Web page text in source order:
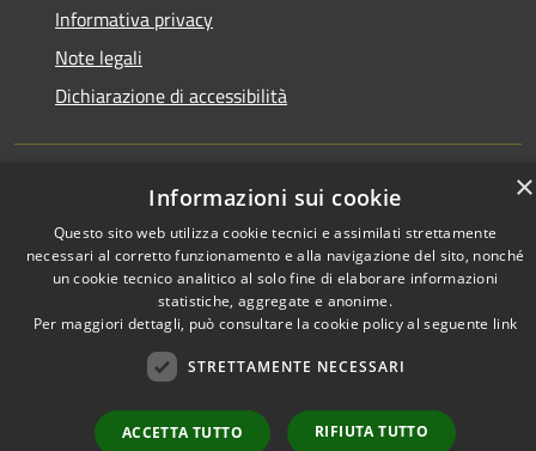
Informativa privacy
Note legali
Dichiarazione di accessibilità
Accessibility
Privacy
Sitemap
Powered byMunicipium•
Admin access
×
Informazioni sui cookie
Questo sito web utilizza cookie tecnici e assimilati strettamente
necessari al corretto funzionamento e alla navigazione del sito, nonché
un cookie tecnico analitico al solo fine di elaborare informazioni
statistiche, aggregate e anonime.
Per maggiori dettagli, può consultare la cookie policy al seguente link
STRETTAMENTE NECESSARI
ACCETTA TUTTO RIFIUTA TUTTO